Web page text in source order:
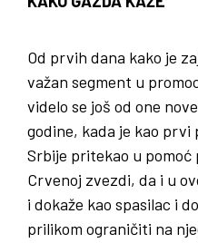
Od prvih dana kako je
važan segment u
videlo se još od one
godine, kada je kao
Srbije pritekao u
Crvenoj zvezdi, da i u
i dokaže kao spasilac i
prilikom ograničiti na